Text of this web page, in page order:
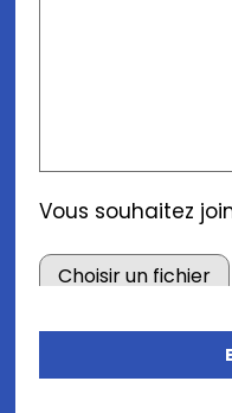
Vous souhaitez